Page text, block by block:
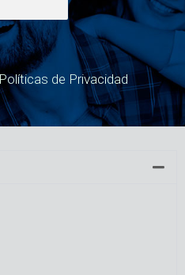
de Privacidad